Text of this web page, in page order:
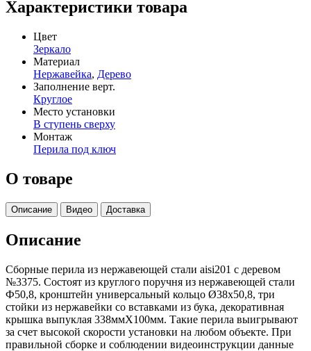
Характеристики товара
Цвет
Зеркало
Материал
Нержавейка, Дерево
Заполнение верт.
Круглое
Место установки
В ступень сверху
Монтаж
Перила под ключ
О товаре
Описание Видео Доставка
Описание
Сборные перила из нержавеющей стали aisi201 с деревом
№3375. Состоят из круглого поручня из нержавеющей стали
Ф50,8, кронштейн универсальный кольцо Ø38х50,8, три
стойки из нержавейки со вставками из бука, декоративная
крышка выпуклая 338ммХ100мм. Такие перила выигрывают
за счет высокой скорости установки на любом объекте. При
правильной сборке и соблюдении видеоинструкции данные